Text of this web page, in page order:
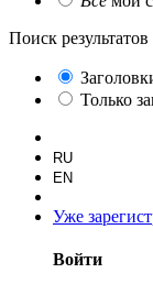
Поиск результатов
Только
RU
EN
Уже
Войти